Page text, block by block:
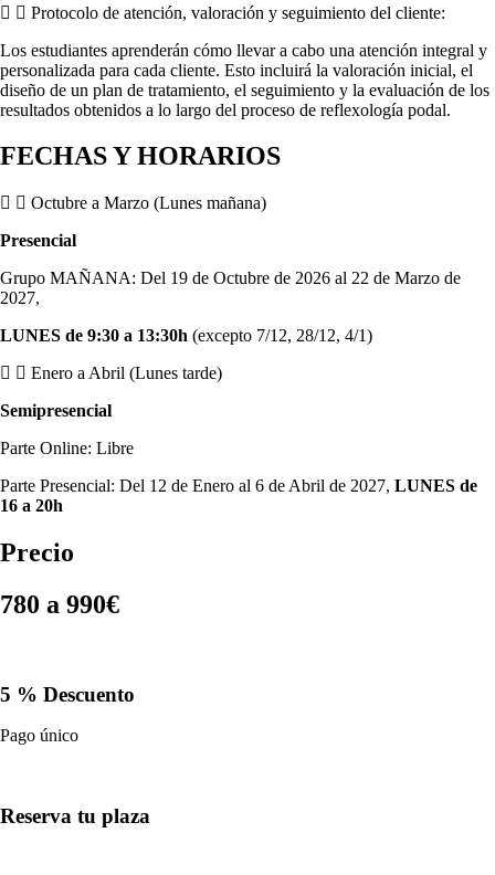
Protocolo de atención, valoración y seguimiento del cliente:
Los estudiantes aprenderán cómo llevar a cabo una atención integral y
personalizada para cada cliente. Esto incluirá la valoración inicial, el
diseño de un plan de tratamiento, el seguimiento y la evaluación de los
resultados obtenidos a lo largo del proceso de reflexología podal.
FECHAS Y HORARIOS
Octubre a Marzo (Lunes mañana)
Presencial
Grupo MAÑANA: Del 19 de Octubre de 2026 al 22 de Marzo de
2027,
LUNES de 9:30 a 13:30h (excepto 7/12, 28/12, 4/1)
Enero a Abril (Lunes tarde)
Semipresencial
Parte Online: Libre
Parte Presencial: Del 12 de Enero al 6 de Abril de 2027, LUNES de
16 a 20h
Precio
780 a 990€
5 % Descuento
Pago único
Reserva tu plaza